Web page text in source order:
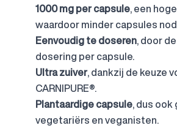
1000 mg per capsule, een
waardoor minder capsules
Eenvoudig te doseren, door
dosering per capsule.
Ultra zuiver, dankzij de keuze
CARNIPURE®.
Plantaardige capsule, dus
vegetariërs en veganisten.